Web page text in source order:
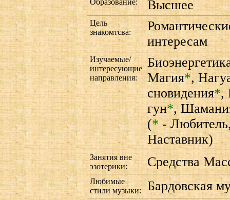
Высшее
Цель
знакомтсва:
интересам
Изучаемые/
интересующие
направления:
Магия*,
сновидения*,
гун*,
(*-
Наставник)
Занятия вне
эзотерики:
Средства
Любимые
стили музыки:
Бардовская